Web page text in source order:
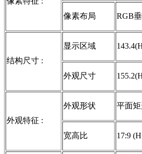
像素布局
RGB
结构尺寸 :
显示区域
外观尺寸
外观特征 :
外观形状 平面
宽高比 17:9